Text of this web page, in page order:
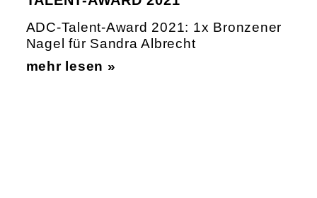
ADC-Talent-Award 2021: 1x Bronzener
Nagel für Sandra Albrecht
mehr lesen »